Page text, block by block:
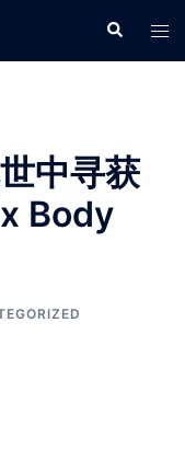
Search
中寻获
Body